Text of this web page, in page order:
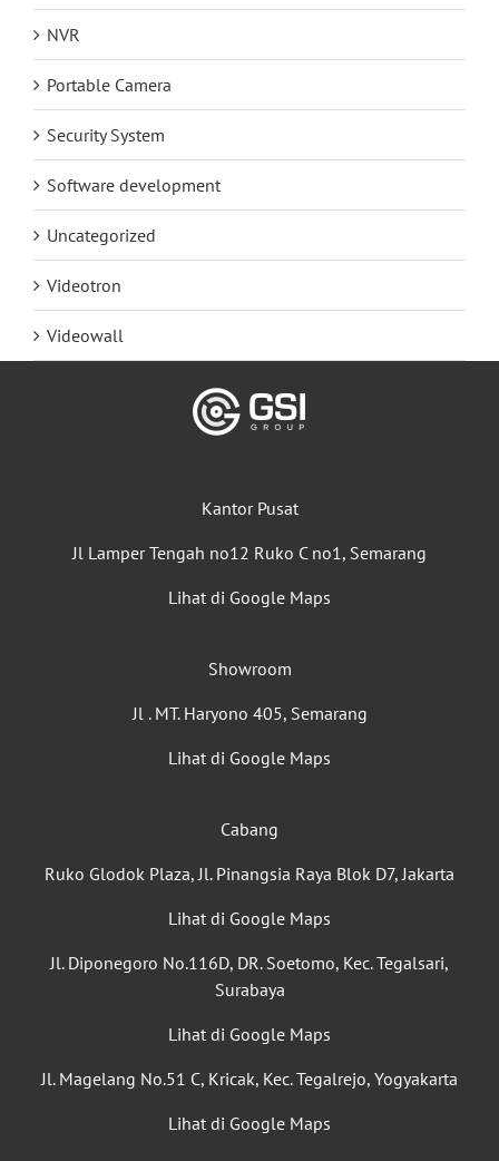
NVR
Portable Camera
Security System
Software development
Uncategorized
Videotron
Videowall
Kantor Pusat
Jl Lamper Tengah no12 Ruko C no1, Semarang
Lihat di Google Maps
Showroom
Jl . MT. Haryono 405, Semarang
Lihat di Google Maps
Cabang
Ruko Glodok Plaza, Jl. Pinangsia Raya Blok D7, Jakarta
Lihat di Google Maps
Jl. Diponegoro No.116D, DR. Soetomo, Kec. Tegalsari,
Surabaya
Lihat di Google Maps
Jl. Magelang No.51 C, Kricak, Kec. Tegalrejo, Yogyakarta
Lihat di Google Maps